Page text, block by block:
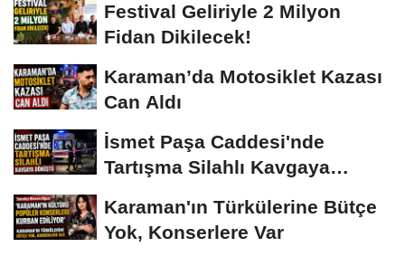
Festival Geliriyle 2 Milyon
Fidan Dikilecek!
Karaman’da Motosiklet Kazası
Can Aldı
İsmet Paşa Caddesi'nde
Tartışma Silahlı Kavgaya
Karaman'ın Türkülerine Bütçe
Yok, Konserlere Var